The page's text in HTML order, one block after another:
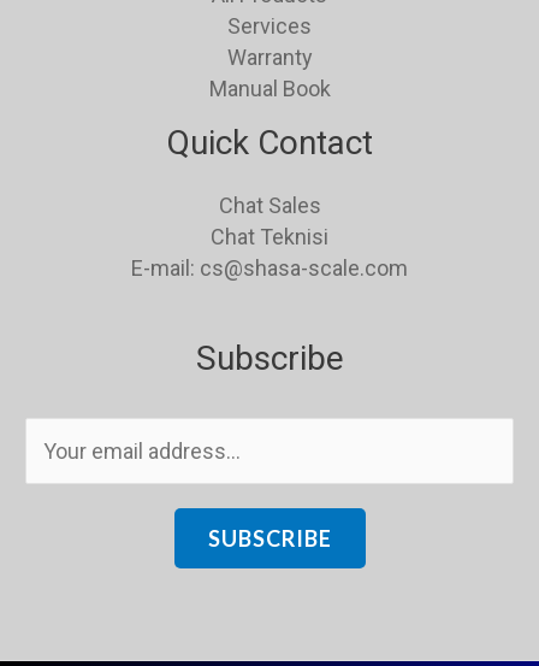
Services
Warranty
Manual Book
Quick Contact
Chat Sales
Chat Teknisi
E-mail: cs@shasa-scale.com
Subscribe
SUBSCRIBE